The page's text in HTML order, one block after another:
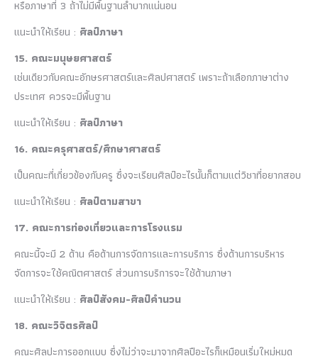
หรือภาษาที่ 3 ถ้าไม่มีพื้นฐานลำบากแน่นอน
แนะนำให้เรียน : ศิลป์ภาษา
15. คณะมนุษยศาสตร์
เช่นเดียวกับคณะอักษรศาสตร์และศิลปศาสตร์ เพราะถ้าเลือกภาษาต่าง
ประเทศ ควรจะมีพื้นฐาน
แนะนำให้เรียน : ศิลป์ภาษา
16. คณะครุศาสตร์/ศึกษาศาสตร์
เป็นคณะที่เกี่ยวข้องกับครู ซึ่งจะเรียนศิลป์อะไรนั้นก็ตามแต่วิชาที่อยากสอบ
แนะนำให้เรียน : ศิลป์ตามสาขา
17. คณะการท่องเที่ยวและการโรงแรม
คณะนี้จะมี 2 ด้าน คือด้านการจัดการและการบริการ ซึ่งด้านการบริหาร
จัดการจะใช้คณิตศาสตร์ ส่วนการบริการจะใช้ด้านภาษา
แนะนำให้เรียน : ศิลป์สังคม-ศิลป์คำนวน
18. คณะวิจิตรศิลป์
คณะศิลปะการออกแบบ ซึ่งไม่ว่าจะมาจากศิลปือะไรก็เหมือนเริ่มใหม่หมด